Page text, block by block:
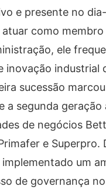
e presente no
como membro
ele
inovação industrial
sucessão
a segunda geração
de negócios
e Superpro.
um
de governança